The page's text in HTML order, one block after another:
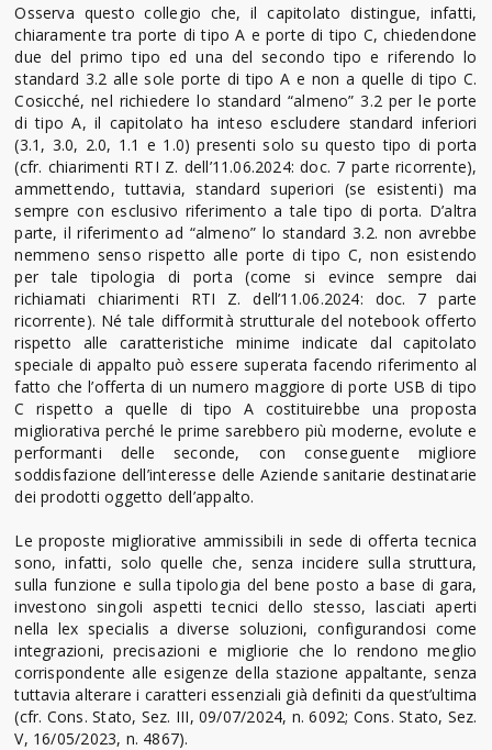
Osserva questo collegio che, il capitolato distingue, infatti,
chiaramente tra porte di tipo A e porte di tipo C, chiedendone
due del primo tipo ed una del secondo tipo e riferendo lo
standard 3.2 alle sole porte di tipo A e non a quelle di tipo C.
Cosicché, nel richiedere lo standard “almeno” 3.2 per le porte
di tipo A, il capitolato ha inteso escludere standard inferiori
(3.1, 3.0, 2.0, 1.1 e 1.0) presenti solo su questo tipo di porta
(cfr. chiarimenti RTI Z. dell’11.06.2024: doc. 7 parte ricorrente),
ammettendo, tuttavia, standard superiori (se esistenti) ma
sempre con esclusivo riferimento a tale tipo di porta. D’altra
parte, il riferimento ad “almeno” lo standard 3.2. non avrebbe
nemmeno senso rispetto alle porte di tipo C, non esistendo
per tale tipologia di porta (come si evince sempre dai
richiamati chiarimenti RTI Z. dell’11.06.2024: doc. 7 parte
ricorrente). Né tale difformità strutturale del notebook offerto
rispetto alle caratteristiche minime indicate dal capitolato
speciale di appalto può essere superata facendo riferimento al
fatto che l’offerta di un numero maggiore di porte USB di tipo
C rispetto a quelle di tipo A costituirebbe una proposta
migliorativa perché le prime sarebbero più moderne, evolute e
performanti delle seconde, con conseguente migliore
soddisfazione dell’interesse delle Aziende sanitarie destinatarie
dei prodotti oggetto dell’appalto.
Le proposte migliorative ammissibili in sede di offerta tecnica
sono, infatti, solo quelle che, senza incidere sulla struttura,
sulla funzione e sulla tipologia del bene posto a base di gara,
investono singoli aspetti tecnici dello stesso, lasciati aperti
nella lex specialis a diverse soluzioni, configurandosi come
integrazioni, precisazioni e migliorie che lo rendono meglio
corrispondente alle esigenze della stazione appaltante, senza
tuttavia alterare i caratteri essenziali già definiti da quest’ultima
(cfr. Cons. Stato, Sez. III, 09/07/2024, n. 6092; Cons. Stato, Sez.
V, 16/05/2023, n. 4867).